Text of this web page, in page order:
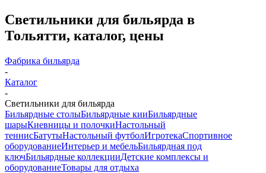
Светильники для бильярда в
Тольятти, каталог, цены
Фабрика бильярда
-
Каталог
-
Светильники для бильярда
Бильярдные столыБильярдные кииБильярдные
шарыКиевницы и полочкиНастольный
теннисБатутыНастольный футболИгротекаСпортивное
оборудованиеИнтерьер и мебельБильярдная под
ключБильярдные коллекцииДетские комплексы и
оборудованиеТовары для отдыха